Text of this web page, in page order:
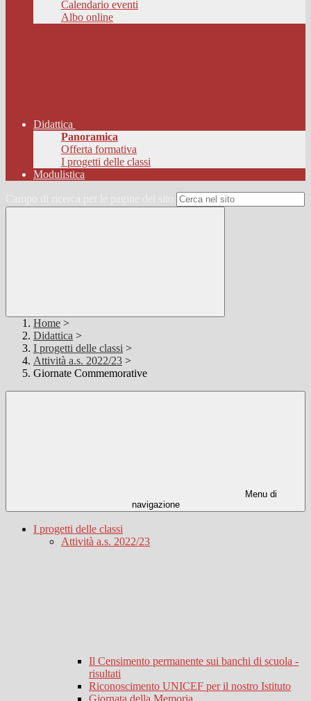
Calendario eventi
Albo online
Didattica
Panoramica
Offerta formativa
I progetti delle classi
Modulistica
Home >
Didattica >
I progetti delle classi >
Attività a.s. 2022/23 >
Giornate Commemorative
Menu di
navigazione
I progetti delle classi
Attività a.s. 2022/23
Il Censimento permanente sui banchi di scuola -
risultati
Riconoscimento UNICEF per il nostro Istituto